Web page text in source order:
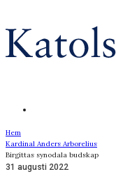
Hem
Kardinal Anders Arborelius
Birgittas synodala budskap
31 augusti 2022